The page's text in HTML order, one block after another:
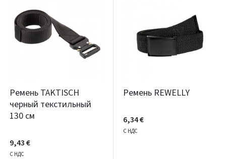
Ремень TAKTISCH
черный текстильный
130 см
9,43 €
С НДС
Ремень REWELLY
6,34 €
С НДС